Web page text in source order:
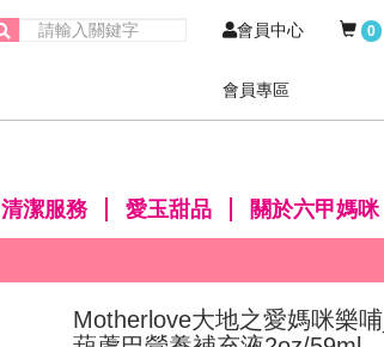
會員中心
會員專區
0
清潔服務 愛玉甜品 關於六甲媽咪
Motherlove大地之愛媽咪樂哺_